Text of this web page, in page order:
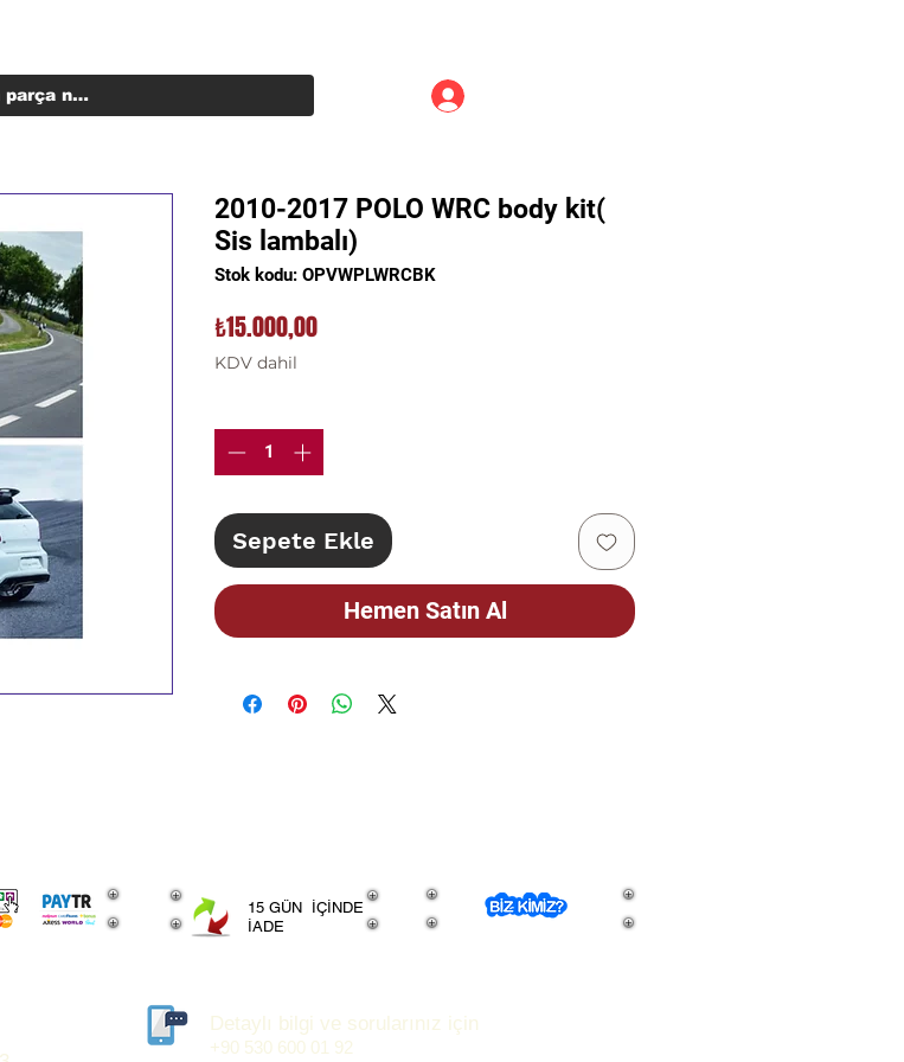
2010-2017 POLO WRC body kit(
Sis lambalı)
Stok kodu: OPVWPLWRCBK
₺15.000,00Fiyat
KDV dahil
Sepete Ekle
Hemen Satın Al
15 GÜN İÇİNDE
İADE
Detaylı bilgi ve sorularınız için
+90 530 600 01 92